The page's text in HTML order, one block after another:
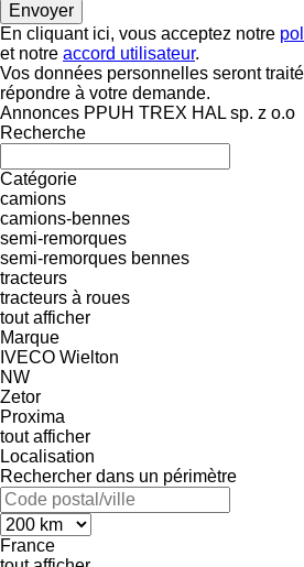
En cliquant ici, vous acceptez notre
et notre accord utilisateur.
Vos données personnelles seront
répondre à votre demande.
Annonces PPUH TREX HAL sp. z o.o
Recherche
Catégorie
camions
camions-bennes
semi-remorques
semi-remorques bennes
tracteurs
tracteurs à roues
tout afficher
Marque
IVECO Wielton
NW
Zetor
Proxima
tout afficher
Localisation
Rechercher dans un périmètre
France